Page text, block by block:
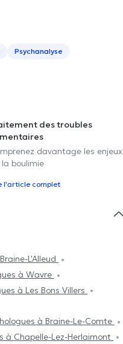
Psychanalyse
des troubles
davantage les enjeux
la boulimie
l'article complet
L'Alleud
à Wavre
à Les Bons Villers
à Braine-Le-Comte
à Chapelle-Lez-Herlaimont